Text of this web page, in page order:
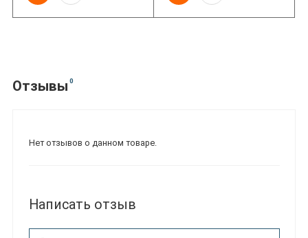
Отзывы 0
Нет отзывов о данном товаре.
Написать отзыв